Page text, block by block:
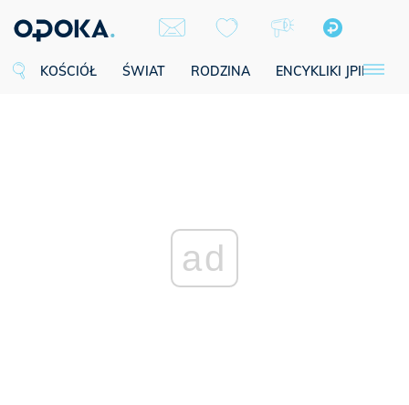
KOŚCIÓŁ ŚWIAT RODZINA ENCYKLIKI JPII
ad